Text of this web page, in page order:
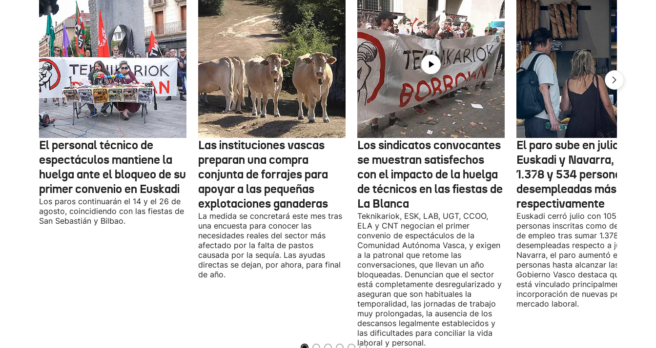
El personal técnico de
espectáculos mantiene la
huelga ante el bloqueo de su
primer convenio en Euskadi
Los paros continuarán el 14 y el 26 de
agosto, coincidiendo con las fiestas de
San Sebastián y Bilbao.
Las instituciones vascas
preparan una compra
conjunta de forrajes para
apoyar a las pequeñas
explotaciones ganaderas
La medida se concretará este mes tras
una encuesta para conocer las
necesidades reales del sector más
afectado por la falta de pastos
causada por la sequía. Las ayudas
directas se dejan, por ahora, para final
de año.
Los sindicatos convocantes
se muestran satisfechos
con el impacto de la huelga
de técnicos en las fiestas de
La Blanca
Teknikariok, ESK, LAB, UGT, CCOO,
ELA y CNT negocian el primer
convenio de espectáculos de la
Comunidad Autónoma Vasca, y exigen
a la patronal que retome las
conversaciones, que llevan un año
bloqueadas. Denuncian que el sector
está completamente desregularizado y
aseguran que son habituales la
temporalidad, las jornadas de trabajo
muy prolongadas, la ausencia de los
descansos legalmente establecidos y
las dificultades para conciliar la vida
laboral y personal.
El paro sube en julio en
Euskadi y Navarra, con
1.378 y 534 personas
desempleadas más,
respectivamente
Euskadi cerró julio con 105.590
personas inscritas como
de empleo tras sumar 1.378 personas
desempleadas respecto a junio. En
Navarra, el paro aumentó en 534
personas hasta alcanzar las 28.843.
Gobierno Vasco destaca que este
está vinculado principalmente a la
incorporación de nuevas personas al
mercado laboral.